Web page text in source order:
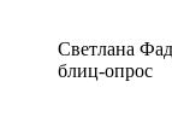
Светлана
блиц-опрос